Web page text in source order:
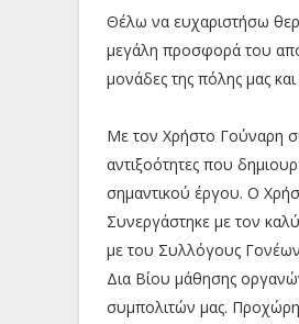
Θέλω να ευχαριστήσω
μεγάλη προσφορά του από
μονάδες της πόλης μας
Με τον Χρήστο Γούναρη
αντιξοότητες που
σημαντικού έργου. Ο
Συνεργάστηκε με τον
με του Συλλόγους Γονέων
Δια Βίου μάθησης
συμπολιτών μας.